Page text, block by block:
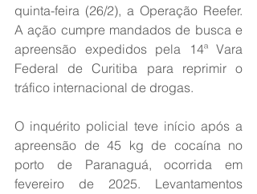
quinta-feira (26/2), a Operação Reefer.
A ação cumpre mandados de busca e
apreensão expedidos pela 14ª Vara
Federal de Curitiba para reprimir o
tráfico internacional de drogas.
O inquérito policial teve início após a
apreensão de 45 kg de cocaína no
porto de Paranaguá, ocorrida em
fevereiro de 2025. Levantamentos